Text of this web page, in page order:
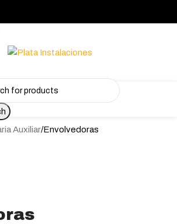
Auxiliar Envolvedoras